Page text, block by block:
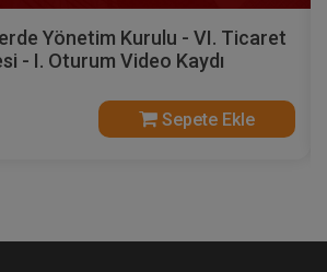
Yönetim Kurulu - VI. Ticaret
- I. Oturum Video Kaydı
Sepete Ekle